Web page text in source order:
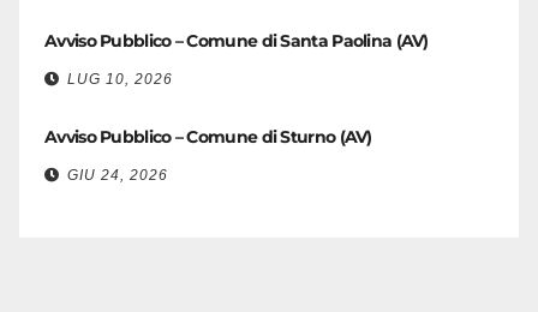
Avviso Pubblico – Comune di Santa Paolina (AV)
LUG 10, 2026
Avviso Pubblico – Comune di Sturno (AV)
GIU 24, 2026